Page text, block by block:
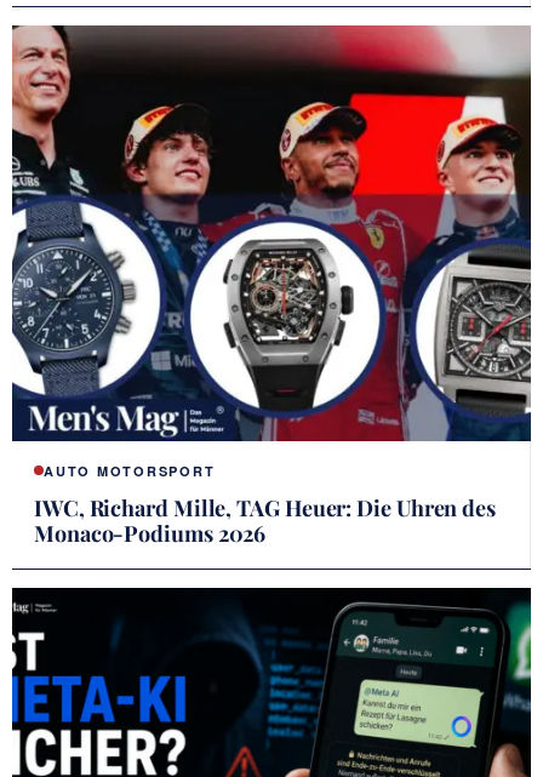
AUTO MOTORSPORT
IWC, Richard Mille, TAG Heuer: Die Uhren des
Monaco-Podiums 2026